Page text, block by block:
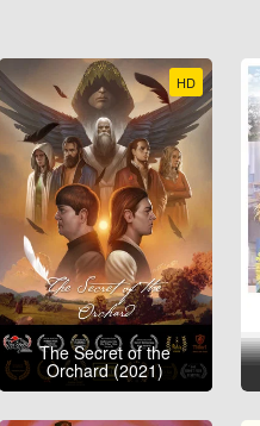
HD
The Secret of the
Orchard (2021)